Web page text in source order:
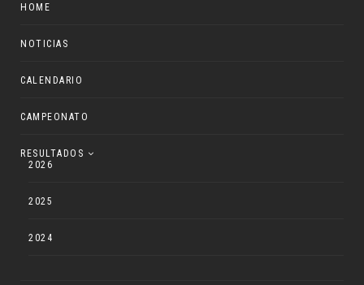
HOME
NOTICIAS
CALENDARIO
CAMPEONATO
RESULTADOS
2026
2025
2024